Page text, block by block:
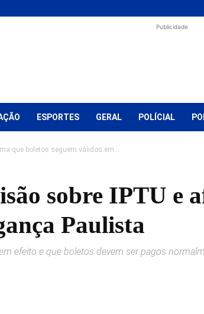
Publicidade
ESPORTES GERAL POLÍCIAL
que boletos seguem válidos em...
sobre IPTU e
Paulista
efeito e que boletos devem ser pagos